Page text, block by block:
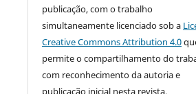
publicação, com o trabalho
simultaneamente licenciado sob a
Creative Commons Attribution 4.0
permite o compartilhamento do
com reconhecimento da autoria e
publicação inicial nesta revista.